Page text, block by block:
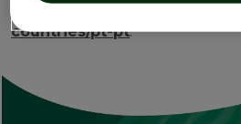
pessoais, consulte ahttps://
countries/pt-pt.